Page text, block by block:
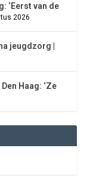
‘Eerst van de
2026
jeugdzorg |
Haag: ‘Ze